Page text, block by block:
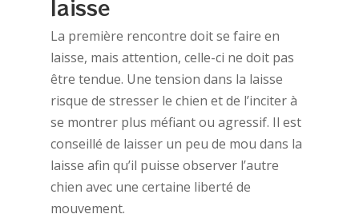
laisse
La première rencontre doit se faire en
laisse, mais attention, celle-ci ne doit pas
être tendue. Une tension dans la laisse
risque de stresser le chien et de l’inciter à
se montrer plus méfiant ou agressif. Il est
conseillé de laisser un peu de mou dans la
laisse afin qu’il puisse observer l’autre
chien avec une certaine liberté de
mouvement.